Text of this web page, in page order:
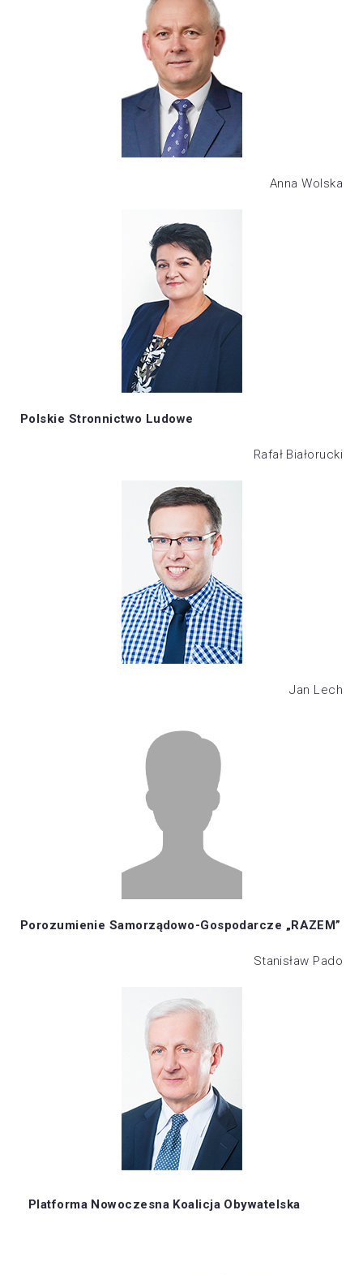
Anna Wolska
Polskie Stronnictwo Ludowe
Rafał Białorucki
Jan Lech
Porozumienie Samorządowo-Gospodarcze „RAZEM”
Stanisław Pado
Platforma Nowoczesna Koalicja Obywatelska